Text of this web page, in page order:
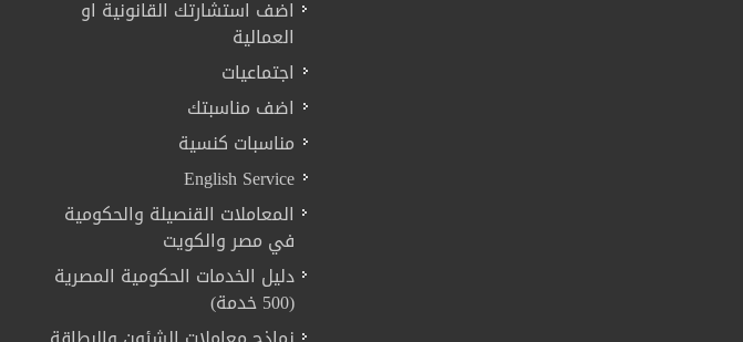
اضف استشارتك القانونية او
العمالية
اجتماعيات
اضف مناسبتك
مناسبات كنسية
English Service
المعاملات القنصيلة والحكومية
في مصر والكويت
دليل الخدمات الحكومية المصرية
(500 خدمة)